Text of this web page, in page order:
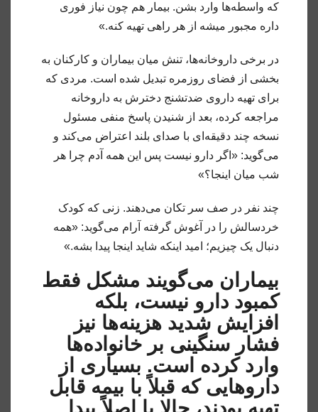
که واسطه‌ها وارد بشن. بیمار هم چون نیاز فوری
داره مجبور میشه از هر راهی تهیه کنه.»
در برخی داروخانه‌ها، تنش میان بیماران و کارکنان به
بخشی از فضای روزمره تبدیل شده است. مردی که
برای تهیه داروی ضدتشنج دخترش به داروخانه
مراجعه کرده، بعد از شنیدن پاسخ منفی مسئول
نسخه چند دقیقه‌ای با صدای بلند اعتراض می‌کند و
می‌گوید: «اگر دارو نیست پس این همه آدم چرا هر
شب میان اینجا؟»
چند نفر در صف سر تکان می‌دهند. زنی که کودک
خردسالش را در آغوش گرفته آرام می‌گوید: «همه
دنبال یک چیزیم؛ امید اینکه شاید اینجا پیدا بشه.»
بیماران می‌گویند مشکل فقط
کمبود دارو نیست، بلکه
افزایش شدید هزینه‌ها نیز
فشار سنگینی بر خانواده‌ها
وارد کرده است. بسیاری از
داروهایی که قبلاً با بیمه قابل